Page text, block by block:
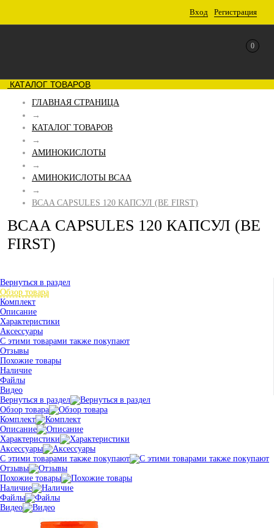
Вход Регистрация
0
КАТАЛОГ ТОВАРОВ
ГЛАВНАЯ СТРАНИЦА
→
КАТАЛОГ ТОВАРОВ
→
АМИНОКИСЛОТЫ
→
АМИНОКИСЛОТЫ BCAA
→
BCAA CAPSULES 120 КАПСУЛ (BE FIRST)
BCAA CAPSULES 120 КАПСУЛ (BE
FIRST)
Вернуться в раздел
Обзор товара
Комплект
Описание
Характеристики
Аксессуары
С этими товарами также покупают
Отзывы
Похожие товары
Наличие
Файлы
Видео
Вернуться в раздел
Обзор товара
Комплект
Описание
Характеристики
Аксессуары
С этими товарами также покупают
Отзывы
Похожие товары
Наличие
Файлы
Видео